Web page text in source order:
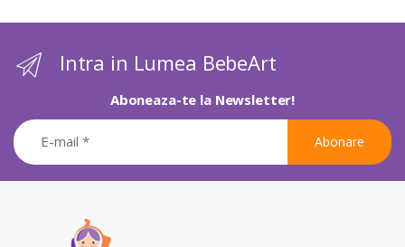
Intra in Lumea BebeArt
Aboneaza-te la Newsletter!
Abonare